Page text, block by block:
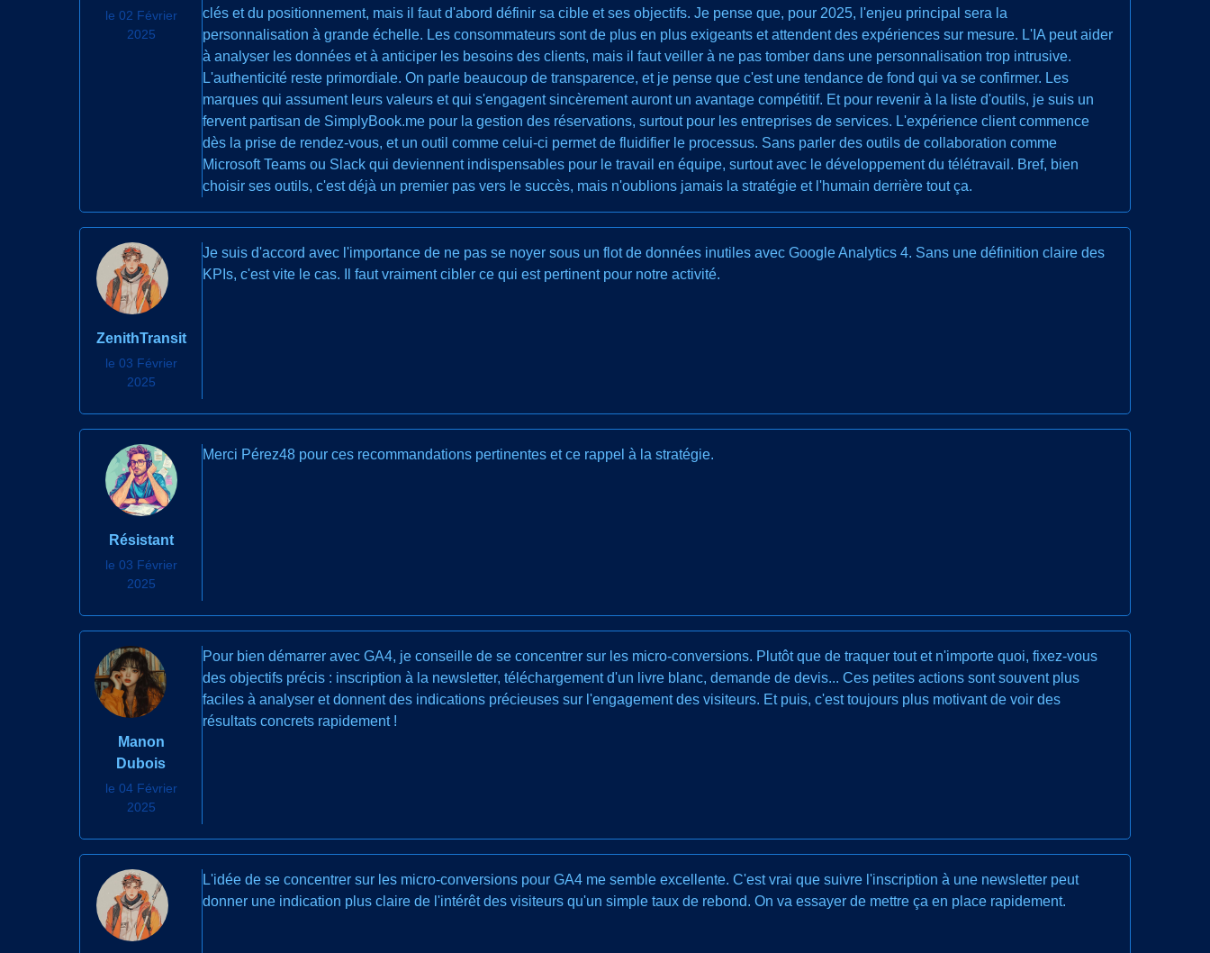
le 02 Février
2025
clés et du positionnement, mais il faut d'abord définir sa cible et ses objectifs. Je pense que, pour 2025, l'enjeu principal sera la
personnalisation à grande échelle. Les consommateurs sont de plus en plus exigeants et attendent des expériences sur mesure. L'IA peut aider
à analyser les données et à anticiper les besoins des clients, mais il faut veiller à ne pas tomber dans une personnalisation trop intrusive.
L'authenticité reste primordiale. On parle beaucoup de transparence, et je pense que c'est une tendance de fond qui va se confirmer. Les
marques qui assument leurs valeurs et qui s'engagent sincèrement auront un avantage compétitif. Et pour revenir à la liste d'outils, je suis un
fervent partisan de SimplyBook.me pour la gestion des réservations, surtout pour les entreprises de services. L'expérience client commence
dès la prise de rendez-vous, et un outil comme celui-ci permet de fluidifier le processus. Sans parler des outils de collaboration comme
Microsoft Teams ou Slack qui deviennent indispensables pour le travail en équipe, surtout avec le développement du télétravail. Bref, bien
choisir ses outils, c'est déjà un premier pas vers le succès, mais n'oublions jamais la stratégie et l'humain derrière tout ça.
ZenithTransit
le 03 Février
2025
Je suis d'accord avec l'importance de ne pas se noyer sous un flot de données inutiles avec Google Analytics 4. Sans une définition claire des
KPIs, c'est vite le cas. Il faut vraiment cibler ce qui est pertinent pour notre activité.
Résistant
le 03 Février
2025
Merci Pérez48 pour ces recommandations pertinentes et ce rappel à la stratégie.
Manon
Dubois
le 04 Février
2025
Pour bien démarrer avec GA4, je conseille de se concentrer sur les micro-conversions. Plutôt que de traquer tout et n'importe quoi, fixez-vous
des objectifs précis : inscription à la newsletter, téléchargement d'un livre blanc, demande de devis... Ces petites actions sont souvent plus
faciles à analyser et donnent des indications précieuses sur l'engagement des visiteurs. Et puis, c'est toujours plus motivant de voir des
résultats concrets rapidement !
L'idée de se concentrer sur les micro-conversions pour GA4 me semble excellente. C'est vrai que suivre l'inscription à une newsletter peut
donner une indication plus claire de l'intérêt des visiteurs qu'un simple taux de rebond. On va essayer de mettre ça en place rapidement.